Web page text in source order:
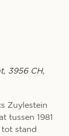
, 3956 CH,
Zuylestein
tussen 1981
tot stand